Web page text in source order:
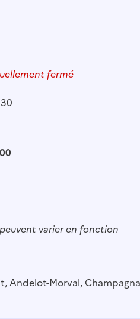
fermé
varier en fonction
,Andelot-Morval,